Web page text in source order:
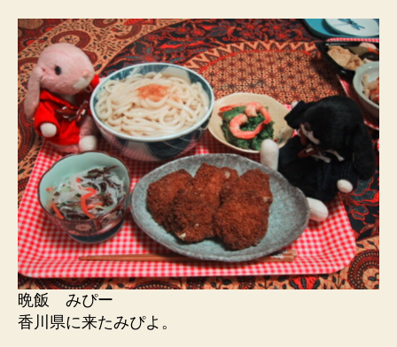
晩飯 みぴー
香川県に来たみぴよ。